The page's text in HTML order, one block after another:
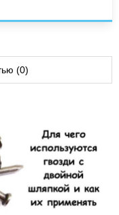
(0)